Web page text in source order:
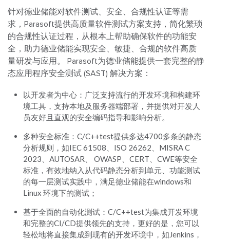
针对德业储能对软件测试、安全、合规性认证等需
求，Parasoft提供高质量软件测试方案支持，简化繁琐
的合规性认证过程，从根本上帮助确保软件的功能安
全，助力德业储能实现安全、敏捷、合规的软件高质
量研发与应用。
Parasoft为德业储能提供一套完整的静
态应用程序安全测试 (SAST) 解决方案：
以开发者为中心：广泛支持流行的开发环境和构建环
境工具，支持本地及服务器端部署，并提供对开发人
员友好且直观的安全编码指导和影响分析。
多种安全标准：C/C++test提供多达4700多条的静态
分析规则，如IEC 61508、ISO 26262、MISRA C
2023、AUTOSAR、 OWASP、CERT、CWE等安全
标准，有效地纳入从代码静态分析到单元、功能测试
的每一层测试实践中，满足德业储能在windows和
Linux 环境下的测试；
基于全面的自动化测试：C/C++test为集成开发环境
和完整的CI/CD提供领先的支持，更好的是，您可以
轻松地将直接集成到现有的开发环境中，如Jenkins，